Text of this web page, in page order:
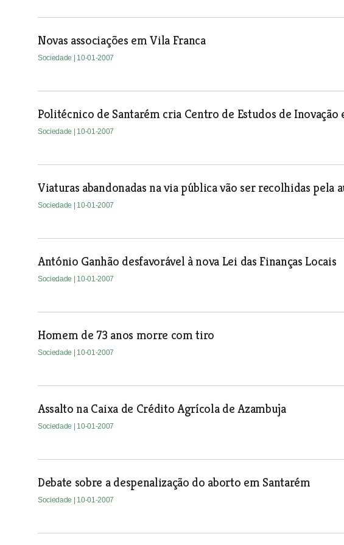
Novas associações em Vila Franca
Sociedade | 10-01-2007
Politécnico de Santarém cria Centro de Estudos de Inovação
Sociedade | 10-01-2007
Viaturas abandonadas na via pública vão ser recolhidas pela
Sociedade | 10-01-2007
António Ganhão desfavorável à nova Lei das Finanças Locais
Sociedade | 10-01-2007
Homem de 73 anos morre com tiro
Sociedade | 10-01-2007
Assalto na Caixa de Crédito Agrícola de Azambuja
Sociedade | 10-01-2007
Debate sobre a despenalização do aborto em Santarém
Sociedade | 10-01-2007